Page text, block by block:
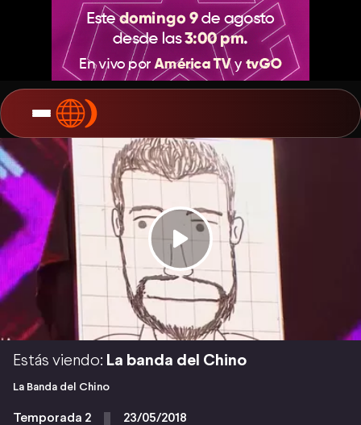
Estás viendo: La banda del Chino
La Banda del Chino
Temporada 2 23/05/2018